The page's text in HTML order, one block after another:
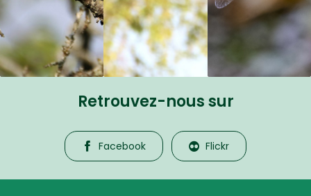
Retrouvez-nous sur
Facebook Flickr